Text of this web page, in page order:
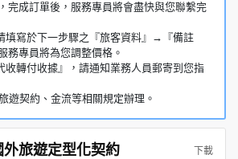
完成訂單後，服務專員將會盡快與您聯繫完
填寫於下一步驟之『旅客資料』→『備註
務專員將為您調整價格。
收轉付收據』，請通知業務人員郵寄到您指
遊契約、金流等相關規定辦理。
旅遊定型化契約 下載